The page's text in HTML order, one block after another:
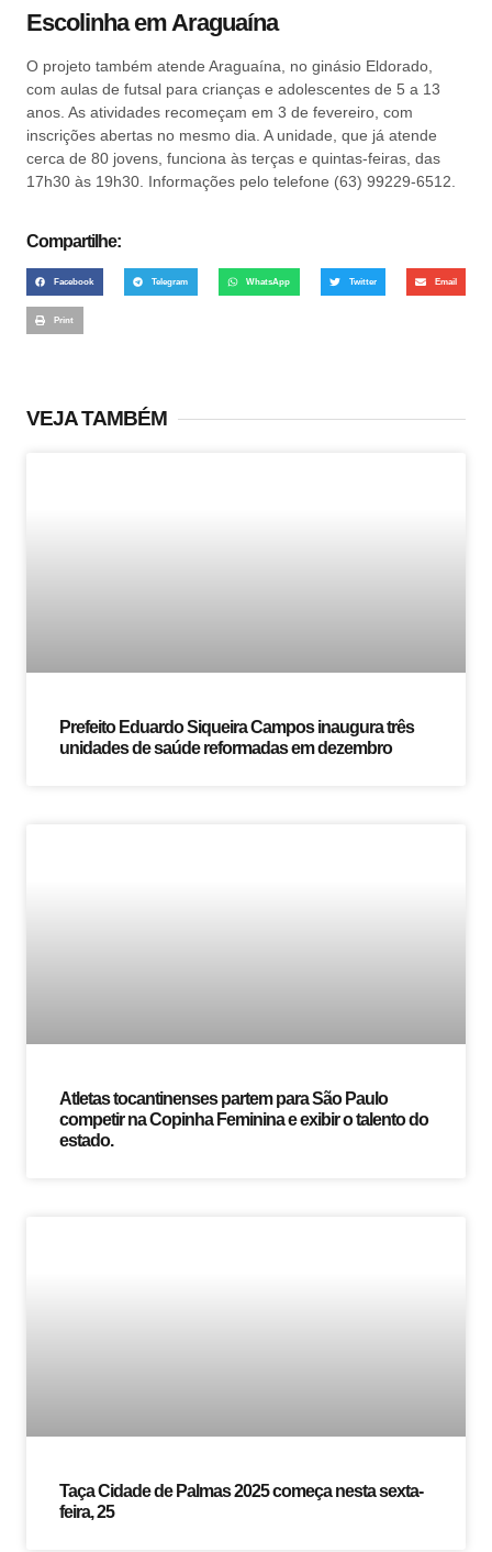
Escolinha em Araguaína
O projeto também atende Araguaína, no ginásio Eldorado,
com aulas de futsal para crianças e adolescentes de 5 a 13
anos. As atividades recomeçam em 3 de fevereiro, com
inscrições abertas no mesmo dia. A unidade, que já atende
cerca de 80 jovens, funciona às terças e quintas-feiras, das
17h30 às 19h30. Informações pelo telefone (63) 99229-6512.
Compartilhe:
Facebook Telegram WhatsApp Twitter Email
Print
VEJA TAMBÉM
Prefeito Eduardo Siqueira Campos inaugura três
unidades de saúde reformadas em dezembro
Atletas tocantinenses partem para São Paulo
competir na Copinha Feminina e exibir o talento do
estado.
Taça Cidade de Palmas 2025 começa nesta sexta-
feira, 25